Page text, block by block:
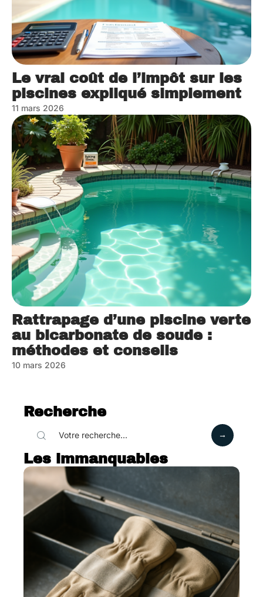
Le vrai coût de l’impôt sur les
piscines expliqué simplement
11 mars 2026
Rattrapage d’une piscine verte
au bicarbonate de soude :
méthodes et conseils
10 mars 2026
Recherche
Les immanquables